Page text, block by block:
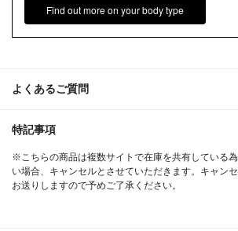
よくあるご質問
特記事項
※こちらの商品は複数サイトで在庫を共有している
い場合、キャンセルとさせていただきます。キャン
お送りしますので予めご了承ください。
Find out more on your body type